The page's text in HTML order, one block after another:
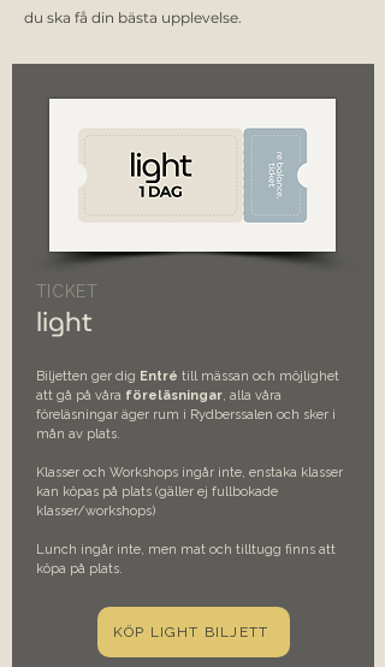
du ska få din bästa upplevelse.
TICKET
light
Biljetten ger dig Entré till mässan och möjlighet
att gå på våra föreläsningar, alla våra
föreläsningar äger rum i Rydberssalen och sker i
mån av plats.
Klasser och Workshops ingår inte, enstaka klasser
kan köpas på plats (gäller ej fullbokade
klasser/workshops)
Lunch ingår inte, men mat och tilltugg finns att
köpa på plats.
KÖP LIGHT BILJETT